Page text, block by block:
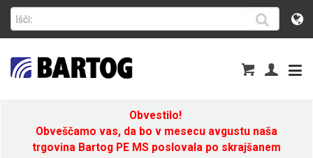
Obvestilo!
Obveščamo vas, da bo v mesecu avgustu naša
trgovina Bartog PE MS poslovala po skrajšanem